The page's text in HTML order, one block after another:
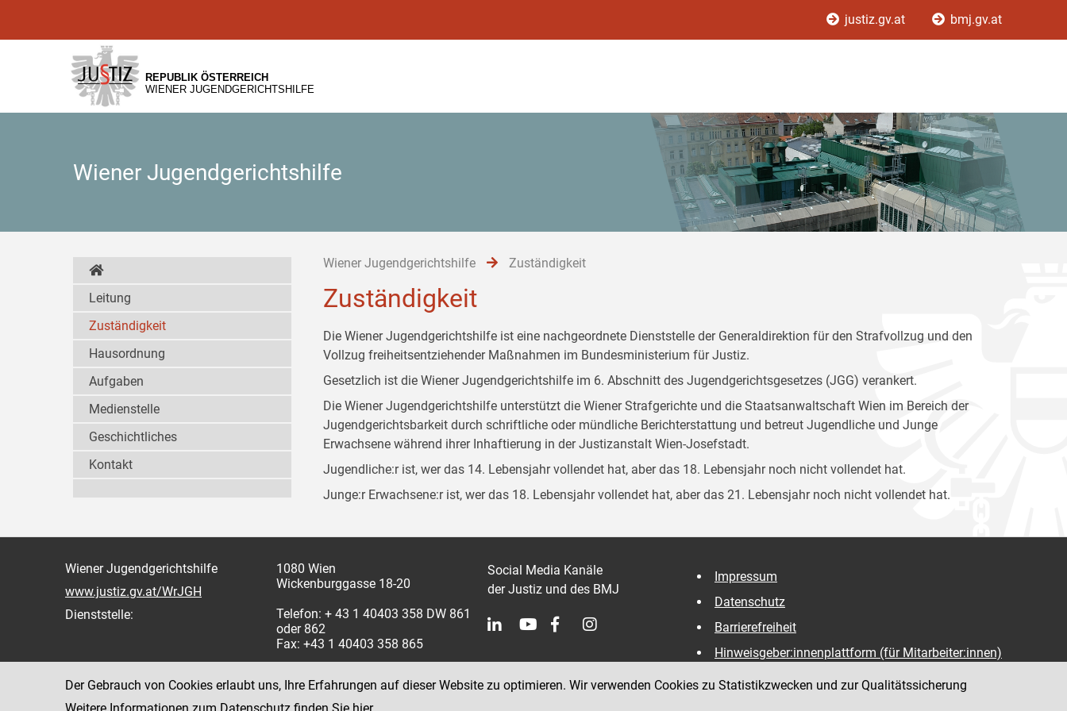
[1]
[2]
[3]
justiz.gv.at bmj.gv.at
REPUBLIK ÖSTERREICH
WIENER JUGENDGERICHTSHILFE
Wiener Jugendgerichtshilfe
Wiener Jugendgerichtshilfe Zuständigkeit
Zuständigkeit
Die Wiener Jugendgerichtshilfe ist eine nachgeordnete Dienststelle der Generaldirektion für den Strafvollzug und den
Vollzug freiheitsentziehender Maßnahmen im Bundesministerium für Justiz.
Gesetzlich ist die Wiener Jugendgerichtshilfe im 6. Abschnitt des Jugendgerichtsgesetzes (JGG) verankert.
Die Wiener Jugendgerichtshilfe unterstützt die Wiener Strafgerichte und die Staatsanwaltschaft Wien im Bereich der
Jugendgerichtsbarkeit durch schriftliche oder mündliche Berichterstattung und betreut Jugendliche und Junge
Erwachsene während ihrer Inhaftierung in der Justizanstalt Wien-Josefstadt.
Jugendliche:r ist, wer das 14. Lebensjahr vollendet hat, aber das 18. Lebensjahr noch nicht vollendet hat.
Junge:r Erwachsene:r ist, wer das 18. Lebensjahr vollendet hat, aber das 21. Lebensjahr noch nicht vollendet hat.
Leitung
Zuständigkeit
Hausordnung
Aufgaben
Medienstelle
Geschichtliches
Kontakt
Wiener Jugendgerichtshilfe
www.justiz.gv.at/WrJGH
Dienststelle:
1080 Wien
Wickenburggasse 18-20
Telefon: + 43 1 40403 358 DW 861
oder 862
Fax: +43 1 40403 358 865
Social Media Kanäle
der Justiz und des BMJ
Impressum
Datenschutz
Barrierefreiheit
Hinweisgeber:innenplattform (für Mitarbeiter:innen)
Der Gebrauch von Cookies erlaubt uns, Ihre Erfahrungen auf dieser Website zu optimieren. Wir verwenden Cookies zu Statistikzwecken und zur Qualitätssicherung